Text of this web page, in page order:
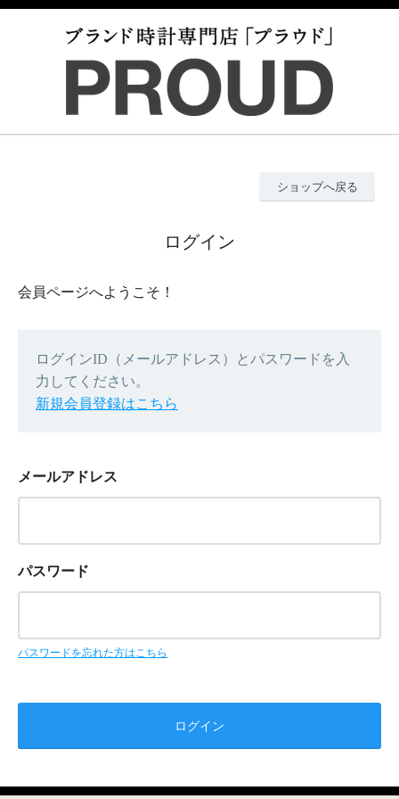
ショップへ戻る
ログイン
会員ページへようこそ！
ログインID（メールアドレス）とパスワードを入
力してください。
新規会員登録はこちら
メールアドレス
パスワード
パスワードを忘れた方はこちら